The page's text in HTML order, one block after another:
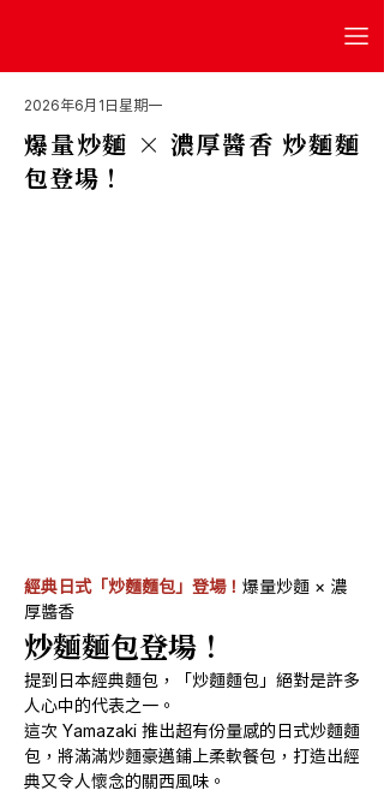
2026年6月1日星期一
爆量炒麵 × 濃厚醬香 炒麵麵
包登場！
經典日式「炒麵麵包」登場！ 爆量炒麵 × 濃
厚醬香
炒麵麵包登場！
提到日本經典麵包，「炒麵麵包」絕對是許多
人心中的代表之一。
這次 Yamazaki 推出超有份量感的日式炒麵麵
包，將滿滿炒麵豪邁鋪上柔軟餐包，打造出經
典又令人懷念的關西風味。